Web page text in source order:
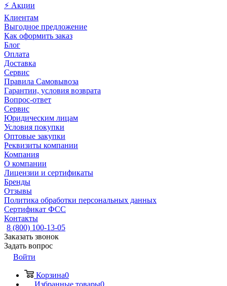
⚡ Акции
Клиентам
Выгодное предложение
Как оформить заказ
Блог
Оплата
Доставка
Сервис
Правила Самовывоза
Гарантии, условия возврата
Вопрос-ответ
Сервис
Юридическим лицам
Условия покупки
Оптовые закупки
Реквизиты компании
Компания
О компании
Лицензии и сертификаты
Бренды
Отзывы
Политика обработки персональных данных
Сертификат ФСС
Контакты
8 (800) 100-13-05
Заказать звонок
Задать вопрос
Войти
Корзина0